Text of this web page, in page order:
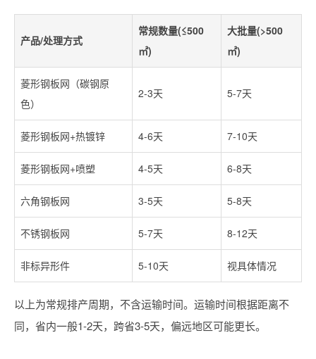
产品/处理方式
常规数量(≤500
㎡)
大批量(>500
㎡)
菱形钢板网（碳钢原
色）
2-3天 5-7天
菱形钢板网+热镀锌 4-6天 7-10天
菱形钢板网+喷塑 4-5天 6-8天
六角钢板网 3-5天 5-8天
不锈钢板网 5-7天 8-12天
非标异形件 5-10天 视具体情况
以上为常规排产周期，不含运输时间。运输时间根据距离不
同，省内一般1-2天，跨省3-5天，偏远地区可能更长。